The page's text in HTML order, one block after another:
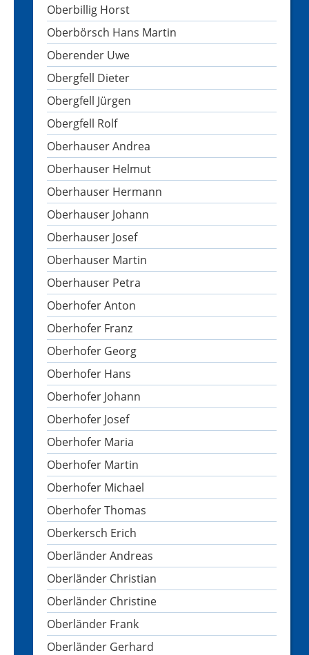
Oberbillig Horst
Oberbörsch Hans Martin
Oberender Uwe
Obergfell Dieter
Obergfell Jürgen
Obergfell Rolf
Oberhauser Andrea
Oberhauser Helmut
Oberhauser Hermann
Oberhauser Johann
Oberhauser Josef
Oberhauser Martin
Oberhauser Petra
Oberhofer Anton
Oberhofer Franz
Oberhofer Georg
Oberhofer Hans
Oberhofer Johann
Oberhofer Josef
Oberhofer Maria
Oberhofer Martin
Oberhofer Michael
Oberhofer Thomas
Oberkersch Erich
Oberländer Andreas
Oberländer Christian
Oberländer Christine
Oberländer Frank
Oberländer Gerhard